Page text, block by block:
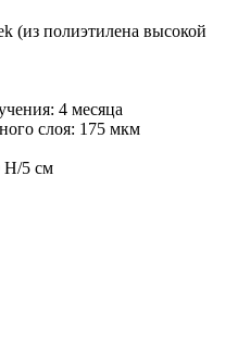
(из полиэтилена высокой
4 месяца
слоя: 175 мкм
Н/5 см